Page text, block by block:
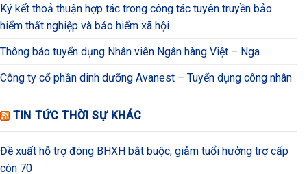
Ký kết thoả thuận hợp tác trong công tác tuyên truyền bảo
hiểm thất nghiệp và bảo hiểm xã hội
Thông báo tuyển dụng Nhân viên Ngân hàng Việt – Nga
Công ty cổ phần dinh dưỡng Avanest – Tuyển dụng công nhân
TIN TỨC THỜI SỰ KHÁC
Đề xuất hỗ trợ đóng BHXH bắt buộc, giảm tuổi hưởng trợ cấp
còn 70